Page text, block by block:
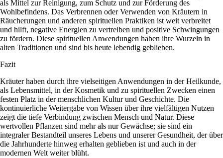
als Mittel zur Reinigung, zum Schutz und zur Förderung des
Wohlbefindens. Das Verbrennen oder Verwenden von Kräutern in
Räucherungen und anderen spirituellen Praktiken ist weit verbreitet
und hilft, negative Energien zu vertreiben und positive Schwingungen
zu fördern. Diese spirituellen Anwendungen haben ihre Wurzeln in
alten Traditionen und sind bis heute lebendig geblieben.
Fazit
Kräuter haben durch ihre vielseitigen Anwendungen in der Heilkunde,
als Lebensmittel, in der Kosmetik und zu spirituellen Zwecken einen
festen Platz in der menschlichen Kultur und Geschichte. Die
kontinuierliche Weitergabe von Wissen über ihre vielfältigen Nutzen
zeigt die tiefe Verbindung zwischen Mensch und Natur. Diese
wertvollen Pflanzen sind mehr als nur Gewächse; sie sind ein
integraler Bestandteil unseres Lebens und unserer Gesundheit, der über
die Jahrhunderte hinweg erhalten geblieben ist und auch in der
modernen Welt weiter blüht.